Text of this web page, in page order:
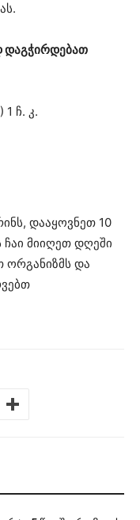
დაგჭირდებათ
ჩ. კ.
დააყოვნეთ 10
მიიღეთ დღეში
ორგანიზმს და